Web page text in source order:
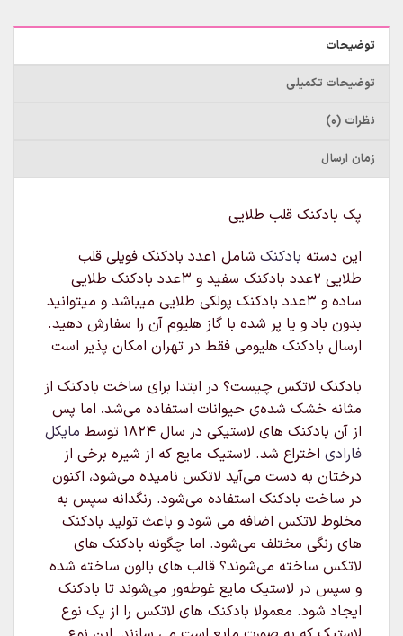
توضیحات
توضیحات تکمیلی
نظرات (0)
زمان ارسال
پک بادکنک قلب طلایی
این دسته بادکنک
شامل ۱عدد بادکنک فویلی قلب
طلایی ۲عدد بادکنک سفید و ۳عدد بادکنک طلایی
ساده و ۳عدد بادکنک پولکی طلایی میباشد و میتوانید
بدون باد و یا پر شده با گاز هلیوم آن را سفارش دهید.
ارسال بادکنک هلیومی فقط در تهران امکان پذیر است
بادکنک لاتکس چیست؟ در ابتدا برای ساخت بادکنک از
مثانه خشک شده‌ی حیوانات استفاده می‌شد، اما پس
از آن بادکنک های لاستیکی در سال ۱۸۲۴ توسط
مایکل
فارادی اختراع شد. لاستیک مایع که از شیره برخی از
درختان به دست می‌آید لاتکس نامیده می‌شود، اکنون
در ساخت بادکنک استفاده می‌شود. رنگدانه سپس به
مخلوط لاتکس اضافه می شود و باعث تولید بادکنک
های رنگی مختلف می‌شود. اما چگونه بادکنک های
لاتکس ساخته می‌شوند؟ قالب های بالون ساخته شده
و سپس در لاستیک مایع غوطه‌ور می‌شوند تا بادکنک
ایجاد شود. معمولا بادکنک های لاتکس را از یک نوع